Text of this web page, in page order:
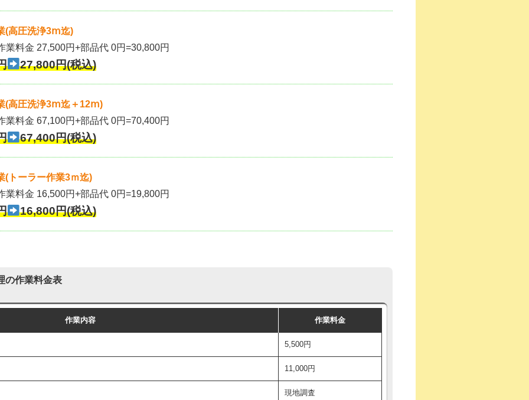
(高圧洗浄3ⅿ迄)
業料金 27,500円+部品代 0円=30,800円
27,800円(税込)
(高圧洗浄3ⅿ迄＋12ⅿ)
業料金 67,100円+部品代 0円=70,400円
67,400円(税込)
(トーラー作業3ｍ迄)
業料金 16,500円+部品代 0円=19,800円
16,800円(税込)
の作業料金表
作業内容 作業料金
5,500円
11,000円
現地調査